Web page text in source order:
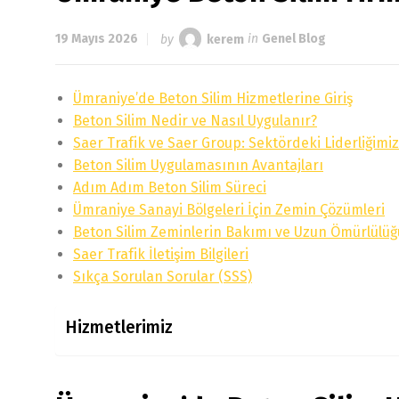
19 Mayıs 2026 by kerem in Genel Blog
Ümraniye’de Beton Silim Hizmetlerine Giriş
Beton Silim Nedir ve Nasıl Uygulanır?
Saer Trafik ve Saer Group: Sektördeki Liderliğimiz
Beton Silim Uygulamasının Avantajları
Adım Adım Beton Silim Süreci
Ümraniye Sanayi Bölgeleri İçin Zemin Çözümleri
Beton Silim Zeminlerin Bakımı ve Uzun
Saer Trafik İletişim Bilgileri
Sıkça Sorulan Sorular (SSS)
Hizmetlerimiz